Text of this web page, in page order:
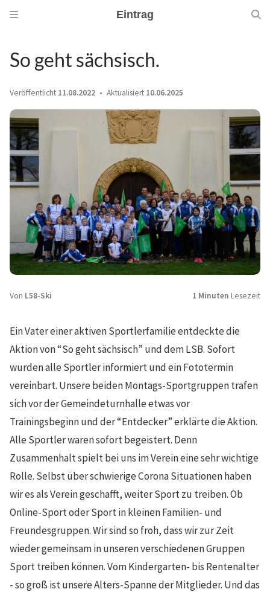
Eintrag
So geht sächsisch.
Veröffentlicht 11.08.2022 Aktualisiert 10.06.2025
Von L58-Ski 1 Minuten Lesezeit
Ein Vater einer aktiven Sportlerfamilie entdeckte die
Aktion von “So geht sächsisch” und dem LSB. Sofort
wurden alle Sportler informiert und ein Fototermin
vereinbart. Unsere beiden Montags-Sportgruppen trafen
sich vor der Gemeindeturnhalle etwas vor
Trainingsbeginn und der “Entdecker” erklärte die Aktion.
Alle Sportler waren sofort begeistert. Denn
Zusammenhalt spielt bei uns im Verein eine sehr wichtige
Rolle. Selbst über schwierige Corona Situationen haben
wir es als Verein geschafft, weiter Sport zu treiben. Ob
Online-Sport oder Sport in kleinen Familien- und
Freundesgruppen. Wir sind so froh, dass wir zur Zeit
wieder gemeinsam in unseren verschiedenen Gruppen
Sport treiben können. Vom Kindergarten- bis Rentenalter
- so groß ist unsere Alters-Spanne der Mitglieder. Und das